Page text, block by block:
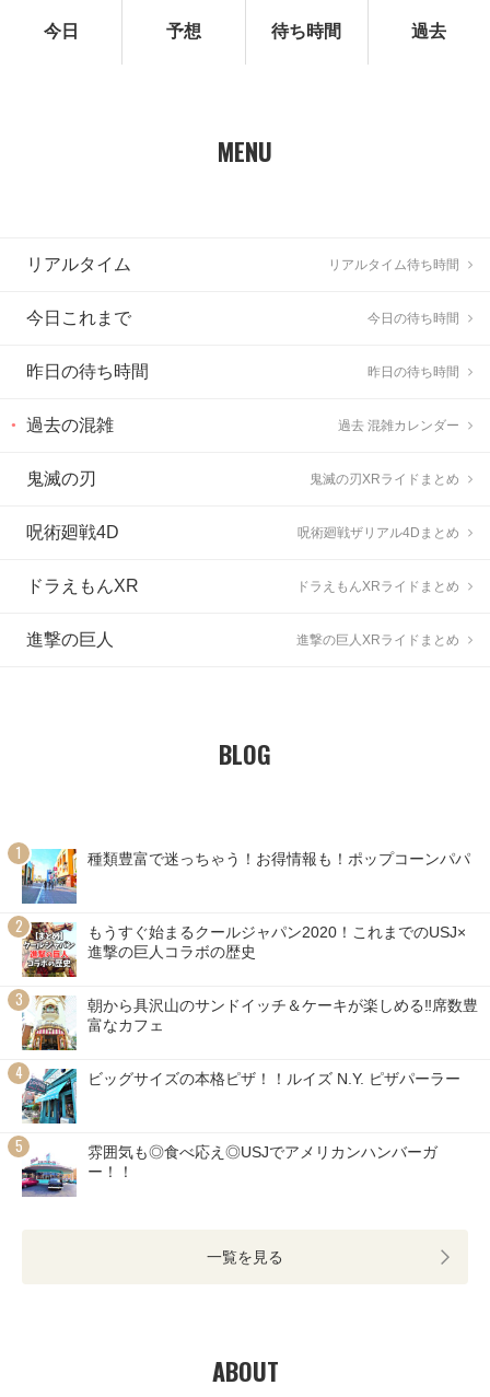
今日 予想 待ち時間 過去
MENU
リアルタイム リアルタイム待ち時間
今日これまで 今日の待ち時間
昨日の待ち時間 昨日の待ち時間
過去の混雑 過去 混雑カレンダー
鬼滅の刃 鬼滅の刃XRライドまとめ
呪術廻戦4D 呪術廻戦ザリアル4Dまとめ
ドラえもんXR ドラえもんXRライドまとめ
進撃の巨人 進撃の巨人XRライドまとめ
BLOG
種類豊富で迷っちゃう！お得情報も！ポップコーンパパ
もうすぐ始まるクールジャパン2020！これまでのUSJ×
進撃の巨人コラボの歴史
朝から具沢山のサンドイッチ＆ケーキが楽しめる‼席数豊
富なカフェ
ビッグサイズの本格ピザ！！ルイズ N.Y. ピザパーラー
雰囲気も◎食べ応え◎USJでアメリカンハンバーガ
ー！！
一覧を見る
ABOUT